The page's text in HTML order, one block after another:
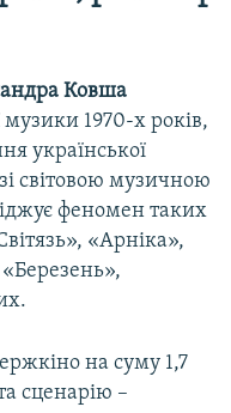
Ковша
музики 1970-х років,
української
світовою музичною
феномен таких
«Арніка»,
на суму 1,7
сценарію –